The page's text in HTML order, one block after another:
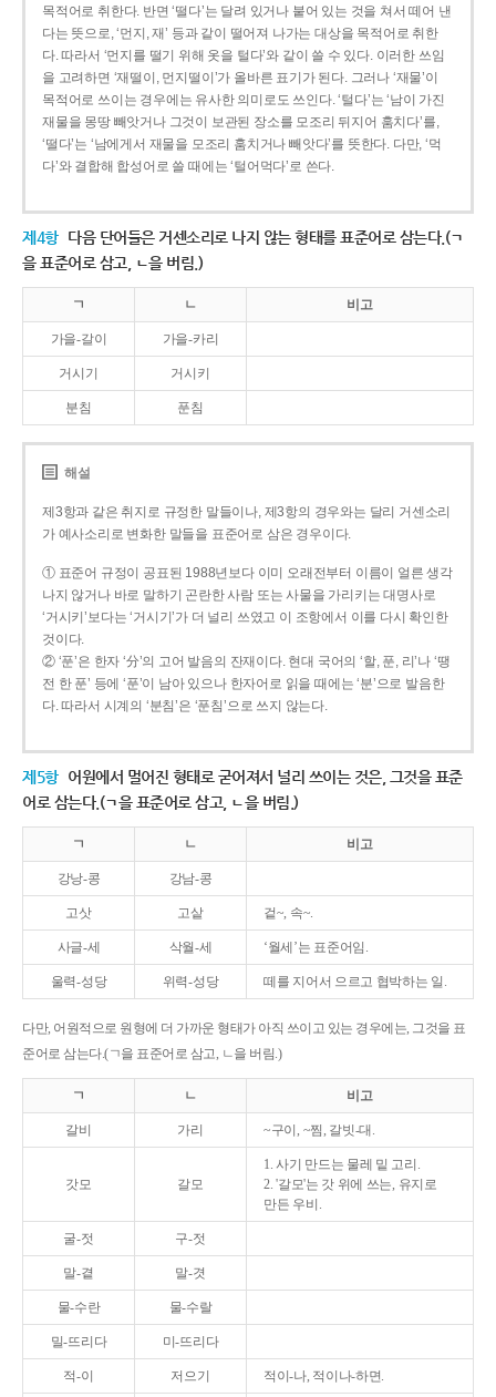
목적어로 취한다. 반면 ‘떨다’는 달려 있거나 붙어 있는 것을 쳐서 떼어 낸
다는 뜻으로, ‘먼지, 재’ 등과 같이 떨어져 나가는 대상을 목적어로 취한
다. 따라서 ‘먼지를 떨기 위해 옷을 털다’와 같이 쓸 수 있다. 이러한 쓰임
을 고려하면 ‘재떨이, 먼지떨이’가 올바른 표기가 된다. 그러나 ‘재물’이
목적어로 쓰이는 경우에는 유사한 의미로도 쓰인다. ‘털다’는 ‘남이 가진
재물을 몽땅 빼앗거나 그것이 보관된 장소를 모조리 뒤지어 훔치다’를,
‘떨다’는 ‘남에게서 재물을 모조리 훔치거나 빼앗다’를 뜻한다. 다만, ‘먹
다’와 결합해 합성어로 쓸 때에는 ‘털어먹다’로 쓴다.
제4항 다음 단어들은 거센소리로 나지 않는 형태를 표준어로 삼는다.(ㄱ
을 표준어로 삼고, ㄴ을 버림.)
ㄱ ㄴ 비고
가을-갈이 가을-카리
거시기 거시키
분침 푼침
해설
제3항과 같은 취지로 규정한 말들이나, 제3항의 경우와는 달리 거센소리
가 예사소리로 변화한 말들을 표준어로 삼은 경우이다.
① 표준어 규정이 공표된 1988년보다 이미 오래전부터 이름이 얼른 생각
나지 않거나 바로 말하기 곤란한 사람 또는 사물을 가리키는 대명사로
‘거시키’보다는 ‘거시기’가 더 널리 쓰였고 이 조항에서 이를 다시 확인한
것이다.
② ‘푼’은 한자 ‘分’의 고어 발음의 잔재이다. 현대 국어의 ‘할, 푼, 리’나 ‘땡
전 한 푼’ 등에 ‘푼’이 남아 있으나 한자어로 읽을 때에는 ‘분’으로 발음한
다. 따라서 시계의 ‘분침’은 ‘푼침’으로 쓰지 않는다.
제5항 어원에서 멀어진 형태로 굳어져서 널리 쓰이는 것은, 그것을 표준
어로 삼는다.(ㄱ을 표준어로 삼고, ㄴ을 버림.)
ㄱ ㄴ 비고
강낭-콩 강남-콩
고삿 고샅 겉~, 속~.
사글-세 삭월-세 ‘월세’는 표준어임.
울력-성당 위력-성당 떼를 지어서 으르고 협박하는 일.
다만, 어원적으로 원형에 더 가까운 형태가 아직 쓰이고 있는 경우에는, 그것을 표
준어로 삼는다.(ㄱ을 표준어로 삼고, ㄴ을 버림.)
ㄱ ㄴ 비고
갈비 가리 ~구이, ~찜, 갈빗-대.
갓모 갈모
1. 사기 만드는 물레 밑 고리.
2. '갈모'는 갓 위에 쓰는, 유지로
만든 우비.
굴-젓 구-젓
말-곁 말-겻
물-수란 물-수랄
밀-뜨리다 미-뜨리다
적-이 저으기 적이-나, 적이나-하면.